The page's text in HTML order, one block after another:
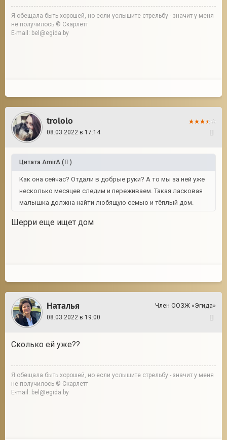
Я обещала быть хорошей, но если услышите стрельбу - значит у меня
не получилось © Скарлетт
E-mail: bel@egida.by
trololo
08.03.2022 в 17:14
Цитата AmirA ( )
Как она сейчас? Отдали в добрые руки? А то мы за ней уже
несколько месяцев следим и переживаем. Такая ласковая
малышка должна найти любящую семью и тёплый дом.
Шерри еще ищет дом
Наталья
Член ООЗЖ «Эгида»
08.03.2022 в 19:00
Сколько ей уже??
Я обещала быть хорошей, но если услышите стрельбу - значит у меня
не получилось © Скарлетт
E-mail: bel@egida.by